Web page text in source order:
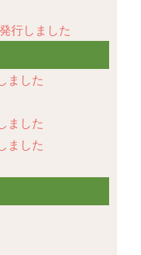
行しました
ました
ました
ました